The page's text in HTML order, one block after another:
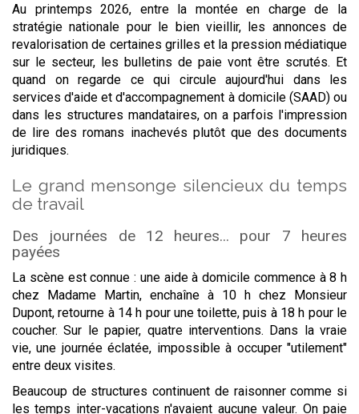
Au printemps 2026, entre la montée en charge de la
stratégie nationale pour le bien vieillir, les annonces de
revalorisation de certaines grilles et la pression médiatique
sur le secteur, les bulletins de paie vont être scrutés. Et
quand on regarde ce qui circule aujourd'hui dans les
services d'aide et d'accompagnement à domicile (SAAD) ou
dans les structures mandataires, on a parfois l'impression
de lire des romans inachevés plutôt que des documents
juridiques.
Le grand mensonge silencieux du temps
de travail
Des journées de 12 heures... pour 7 heures
payées
La scène est connue : une aide à domicile commence à 8 h
chez Madame Martin, enchaîne à 10 h chez Monsieur
Dupont, retourne à 14 h pour une toilette, puis à 18 h pour le
coucher. Sur le papier, quatre interventions. Dans la vraie
vie, une journée éclatée, impossible à occuper "utilement"
entre deux visites.
Beaucoup de structures continuent de raisonner comme si
les temps inter-vacations n'avaient aucune valeur. On paie